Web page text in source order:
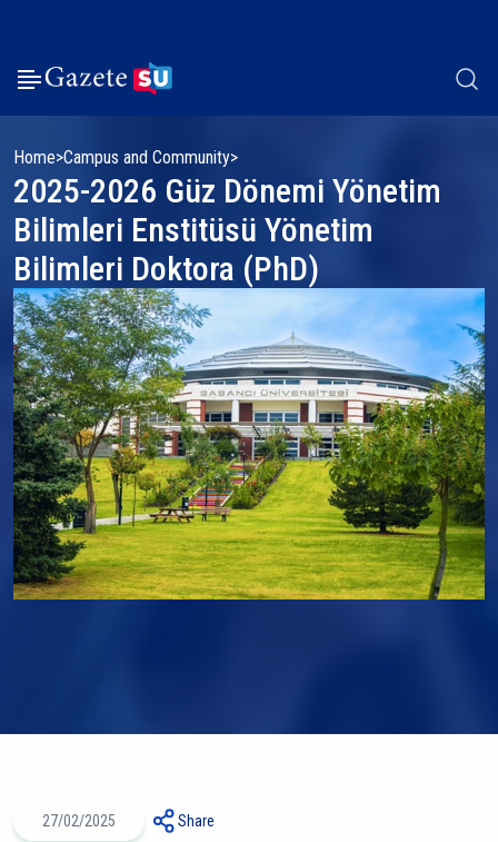
Home Campus and Community
2025-2026 Güz Dönemi Yönetim
Bilimleri Enstitüsü Yönetim
Bilimleri Doktora (PhD)
27/02/2025 Share